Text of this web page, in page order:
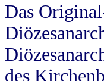
Das
des